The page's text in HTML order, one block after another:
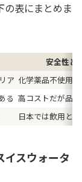
の表にまとめま
安全性と
ア 化学薬品不使用
る 高コストだが品
日本では飲用と
イスウォータ